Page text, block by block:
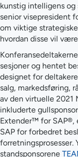
kunstig intelligens og
senior visepresident
om viktige
hvordan disse vil
sesjoner og hentet
designet for
salg, markedsføring,
av den virtuelle 2021
inkluderte gullsponsor
Extender™ for SAP®,
SAP for forbedret
forretningsprosesser.
standsponsorene